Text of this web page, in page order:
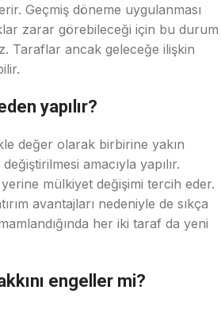
Geçmiş döneme uygulanması
zarar görebileceği için bu durum
Taraflar ancak geleceğe ilişkin
yapılır?
değer olarak birbirine yakın
değiştirilmesi amacıyla yapılır.
mülkiyet değişimi tercih eder.
avantajları nedeniyle de sıkça
her iki taraf da yeni
engeller mi?